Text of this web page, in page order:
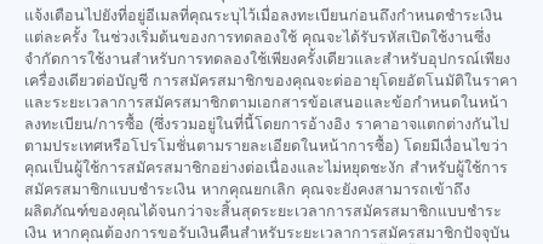
แจ้งเตือนไปยังที่อยู่อีเมลที่คุณระบุไว้เมื่อลงทะเบียนก่อนถึงกำหนดชำระเงิน
แต่ละครั้ง ในช่วงเริ่มต้นของการทดลองใช้ คุณจะได้รับรหัสเปิดใช้งานซึ่ง
จำกัดการใช้งานสำหรับการทดลองใช้เพียงครั้งเดียวและสำหรับอุปกรณ์เพียง
เครื่องเดียวต่อบัญชี การสมัครสมาชิกของคุณจะต่ออายุโดยอัตโนมัติในราคา
และระยะเวลาการสมัครสมาชิกตามเอกสารข้อเสนอและข้อกำหนดในหน้า
ลงทะเบียน/การซื้อ (ซึ่งรวมอยู่ในที่นี้โดยการอ้างอิง ราคาอาจแตกต่างกันไป
ตามประเทศหรือโปรโมชั่นตามรายละเอียดในหน้าการซื้อ) โดยมีเงื่อนไขว่า
คุณเป็นผู้ใช้การสมัครสมาชิกอย่างต่อเนื่องและไม่หยุดชะงัก สำหรับผู้ใช้การ
สมัครสมาชิกแบบชำระเงิน หากคุณยกเลิก คุณจะยังคงสามารถเข้าถึง
ผลิตภัณฑ์ของคุณได้จนกว่าจะสิ้นสุดระยะเวลาการสมัครสมาชิกแบบชำระ
เงิน หากคุณต้องการขอรับเงินคืนสำหรับระยะเวลาการสมัครสมาชิกปัจจุบัน